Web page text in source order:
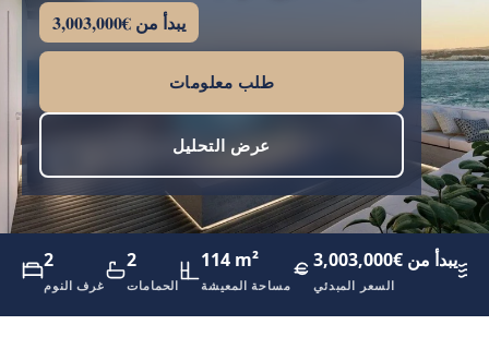
يبدأ من €3,003,000
طلب معلومات
عرض التحليل
2
غرف النوم
2
الحمامات
114 m²
مساحة المعيشة
يبدأ من €3,003,000
السعر المبدئي